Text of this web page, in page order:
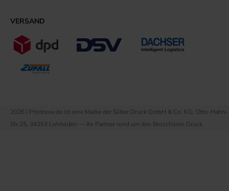
VERSAND
2026 | Printnow.de ist eine Marke der Silber Druck GmbH & Co. KG, Otto-Hahn-
Str.25, 34253 Lohfelden — Ihr Partner rund um den Broschüren Druck